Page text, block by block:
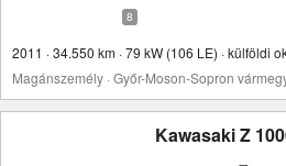
2011 · 34.550 km · 79 kW (106 LE) · külföldi
Magánszemély · Győr-Moson-Sopron
Kawasaki Z